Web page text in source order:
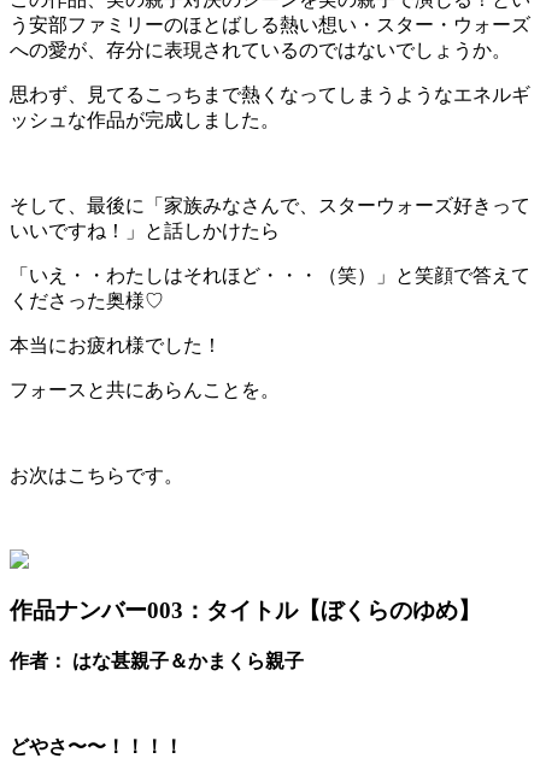
う安部ファミリーのほとばしる熱い想い・スター・ウォーズ
への愛が、存分に表現されているのではないでしょうか。
思わず、見てるこっちまで熱くなってしまうようなエネルギ
ッシュな作品が完成しました。
そして、最後に「家族みなさんで、スターウォーズ好きって
いいですね！」と話しかけたら
「いえ・・わたしはそれほど・・・（笑）」と笑顔で答えて
くださった奥様♡
本当にお疲れ様でした！
フォースと共にあらんことを。
お次はこちらです。
作品ナンバー003： タイトル【ぼくらのゆめ】
作者： はな甚親子＆かまくら親子
どやさ〜〜！！！！